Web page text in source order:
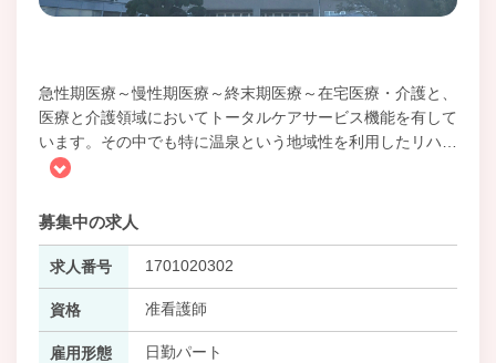
急性期医療～慢性期医療～終末期医療～在宅医療・介護と、
医療と介護領域においてトータルケアサービス機能を有して
います。その中でも特に温泉という地域性を利用したリハ
募集中の求人
求人番号 1701020302
資格 准看護師
雇用形態 日勤パート